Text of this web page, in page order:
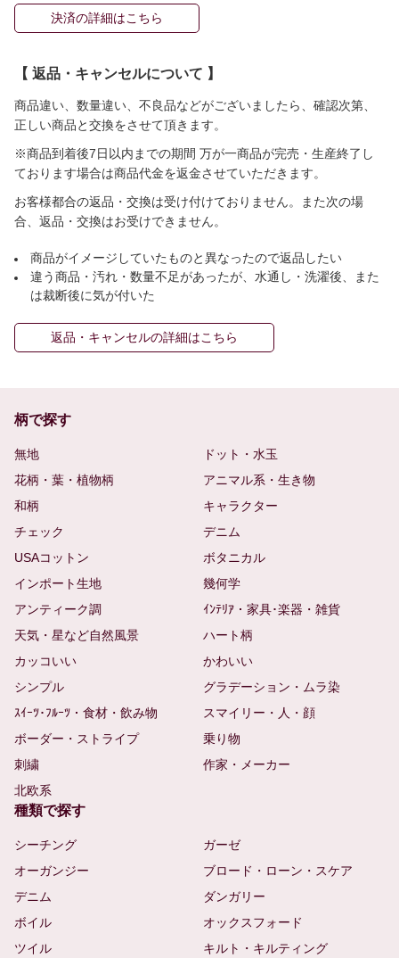
決済の詳細はこちら
【 返品・キャンセルについて 】
商品違い、数量違い、不良品などがございましたら、確認次第、
正しい商品と交換をさせて頂きます。
※商品到着後7日以内までの期間 万が一商品が完売・生産終了し
ております場合は商品代金を返金させていただきます。
お客様都合の返品・交換は受け付けておりません。また次の場
合、返品・交換はお受けできません。
商品がイメージしていたものと異なったので返品したい
違う商品・汚れ・数量不足があったが、水通し・洗濯後、また
は裁断後に気が付いた
返品・キャンセルの詳細はこちら
柄で探す
無地
ドット・水玉
花柄・葉・植物柄
アニマル系・生き物
和柄
キャラクター
チェック
デニム
USAコットン
ボタニカル
インポート生地
幾何学
アンティーク調
ｲﾝﾃﾘｱ・家具･楽器・雑貨
天気・星など自然風景
ハート柄
カッコいい
かわいい
シンプル
グラデーション・ムラ染
ｽｲｰﾂ･ﾌﾙｰﾂ・食材・飲み物
スマイリー・人・顔
ボーダー・ストライプ
乗り物
刺繍
作家・メーカー
北欧系
種類で探す
シーチング
ガーゼ
オーガンジー
ブロード・ローン・スケア
デニム
ダンガリー
ボイル
オックスフォード
ツイル
キルト・キルティング